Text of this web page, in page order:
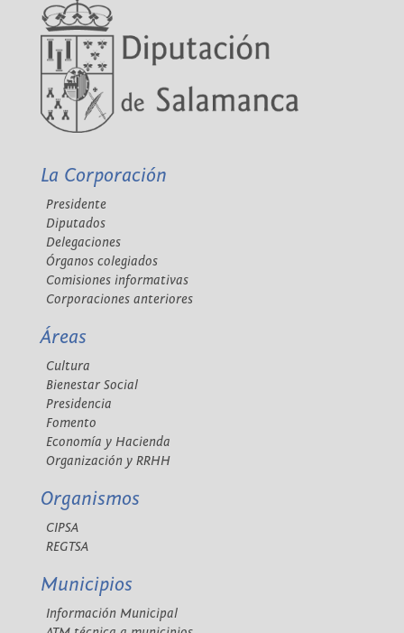
La Corporación
Presidente
Diputados
Delegaciones
Órganos colegiados
Comisiones informativas
Corporaciones anteriores
Áreas
Cultura
Bienestar Social
Presidencia
Fomento
Economía y Hacienda
Organización y RRHH
Organismos
CIPSA
REGTSA
Municipios
Información Municipal